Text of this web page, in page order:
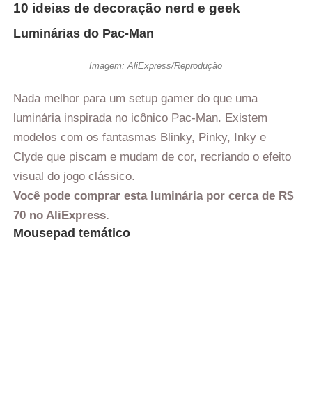
10 ideias de decoração nerd e geek
Luminárias do Pac-Man
Imagem: AliExpress/Reprodução
Nada melhor para um setup gamer do que uma
luminária inspirada no icônico Pac-Man. Existem
modelos com os fantasmas Blinky, Pinky, Inky e
Clyde que piscam e mudam de cor, recriando o efeito
visual do jogo clássico.
Você pode comprar esta luminária por cerca de R$
70 no AliExpress.
Mousepad temático